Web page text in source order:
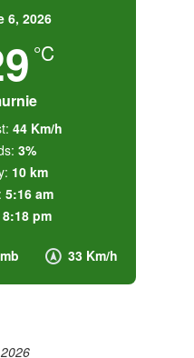
6, 2026
°C
33 Km/h
44 Km/h
3%
10 km
5:16 am
8:18 pm